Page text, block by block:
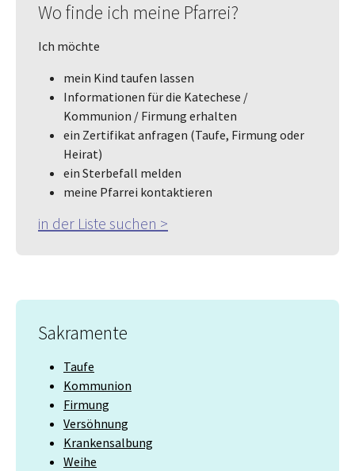
Wo finde ich meine Pfarrei?
Ich möchte
mein Kind taufen lassen
Informationen für die Katechese /
Kommunion / Firmung erhalten
ein Zertifikat anfragen (Taufe, Firmung oder
Heirat)
ein Sterbefall melden
meine Pfarrei kontaktieren
in der Liste suchen >
Sakramente
Taufe
Kommunion
Firmung
Versöhnung
Krankensalbung
Weihe